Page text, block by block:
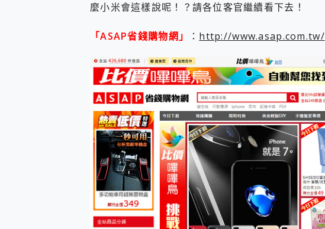
麼小米會這樣說呢！？請各位客官繼續看下去！
「ASAP省錢購物網」 ： http://www.asap.com.tw/